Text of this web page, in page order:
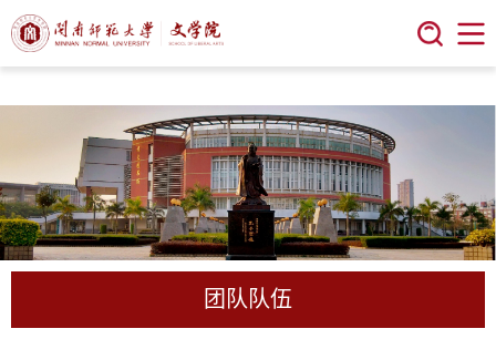
今年会 | 官方网站
团队队伍